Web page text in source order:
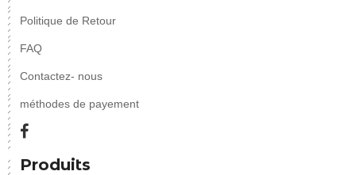
Politique de Retour
FAQ
Contactez- nous
méthodes de payement
Produits